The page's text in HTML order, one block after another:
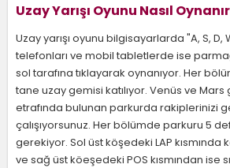
Uzay Yarışı Oyunu Nasıl
Uzay yarışı oyunu bilgisayarlarda "A, S, D,
telefonları ve mobil tabletlerde ise
sol tarafına tıklayarak oynanıyor. Her
tane uzay gemisi katılıyor. Venüs ve
etrafında bulunan parkurda rakiplerinizi
çalışıyorsunuz. Her bölümde parkuru 5
gerekiyor. Sol üst köşedeki LAP kısmında
ve sağ üst köeşedeki POS kısmından ise